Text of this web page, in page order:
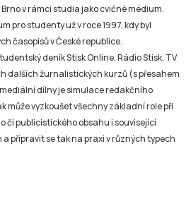
v rámci studia jako cvičné médium.
pro studenty už v roce 1997, kdy byl
časopisů v České republice.
deník Stisk Online, Rádio Stisk, TV
dalších žurnalistických kurzů (s přesahem
dílny je simulace redakčního
může vyzkoušet všechny základní role při
či publicistického obsahu i související
připravit se tak na praxi v různých typech